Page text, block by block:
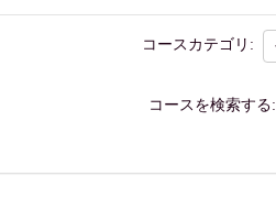
コースカテゴリ:
コースを検索する: